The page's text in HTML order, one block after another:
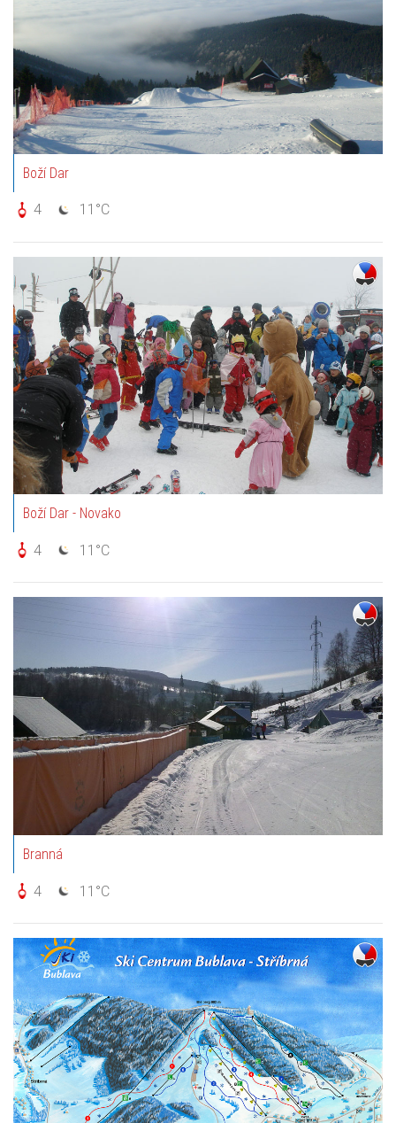
Boží Dar
4 11°C
Boží Dar - Novako
4 11°C
Branná
4 11°C